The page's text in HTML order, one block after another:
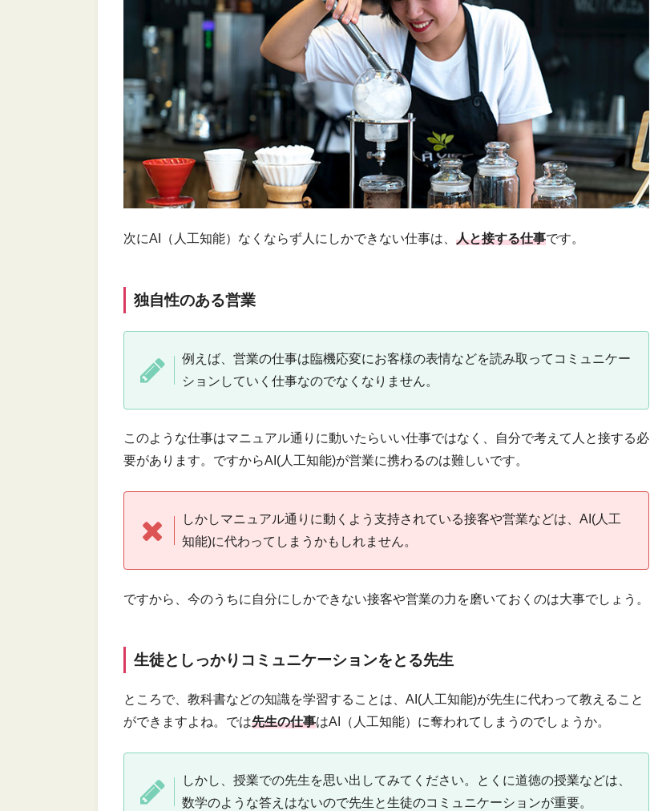
次にAI（人工知能）なくならず人にしかできない仕事は、 人と接する仕事です。
独自性のある営業
例えば、営業の仕事は臨機応変にお客様の表情などを読み取ってコミュニケー
ションしていく仕事なのでなくなりません。
このような仕事はマニュアル通りに動いたらいい仕事ではなく、自分で考えて人と接する必
要があります。ですからAI(人工知能)が営業に携わるのは難しいです。
しかしマニュアル通りに動くよう支持されている接客や営業などは、AI(人工
知能)に代わってしまうかもしれません。
ですから、今のうちに自分にしかできない接客や営業の力を磨いておくのは大事でしょう。
生徒としっかりコミュニケーションをとる先生
ところで、教科書などの知識を学習することは、AI(人工知能)が先生に代わって教えること
ができますよね。では先生の仕事はAI（人工知能）に奪われてしまうのでしょうか。
しかし、授業での先生を思い出してみてください。とくに道徳の授業などは、
数学のような答えはないので先生と生徒のコミュニケーションが重要。